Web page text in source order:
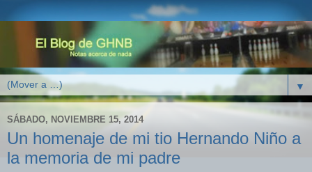
▼
SÁBADO, NOVIEMBRE 15, 2014
Un homenaje de mi tio Hernando Niño a
la memoria de mi padre